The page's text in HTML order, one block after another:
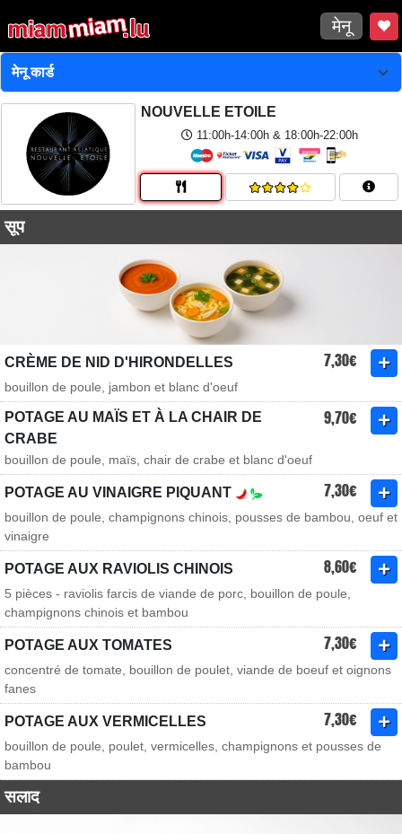
मेनू
NOUVELLE ETOILE
11:00h-14:00h & 18:00h-22:00h
सूप
CRÈME DE NID D'HIRONDELLES 7,30€
bouillon de poule, jambon et blanc d'oeuf
POTAGE AU MAÏS ET À LA CHAIR DE
CRABE
9,70€
bouillon de poule, maïs, chair de crabe et blanc d'oeuf
POTAGE AU VINAIGRE PIQUANT 7,30€
bouillon de poule, champignons chinois, pousses de bambou, oeuf et
vinaigre
POTAGE AUX RAVIOLIS CHINOIS 8,60€
5 pièces - raviolis farcis de viande de porc, bouillon de poule,
champignons chinois et bambou
POTAGE AUX TOMATES 7,30€
concentré de tomate, bouillon de poulet, viande de boeuf et oignons
fanes
POTAGE AUX VERMICELLES 7,30€
bouillon de poule, poulet, vermicelles, champignons et pousses de
bambou
सलाद